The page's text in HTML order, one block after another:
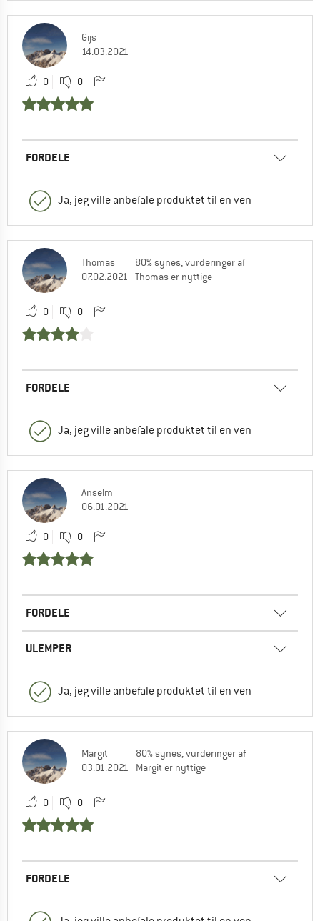
Gijs
14.03.2021
0 0
FORDELE
Ja, jeg ville anbefale produktet til en ven
Thomas
07.02.2021
80% synes, vurderinger af
Thomas er nyttige
0 0
FORDELE
Ja, jeg ville anbefale produktet til en ven
Anselm
06.01.2021
0 0
FORDELE
ULEMPER
Ja, jeg ville anbefale produktet til en ven
Margit
03.01.2021
80% synes, vurderinger af
Margit er nyttige
0 0
FORDELE